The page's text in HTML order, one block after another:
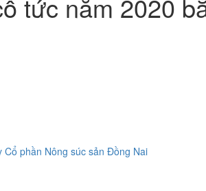
tức năm 2020
phần Nông súc sản Đồng Nai